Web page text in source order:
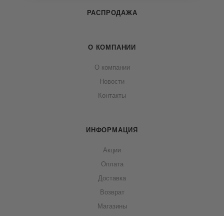
РАСПРОДАЖА
О КОМПАНИИ
О компании
Новости
Контакты
ИНФОРМАЦИЯ
Акции
Оплата
Доставка
Возврат
Магазины